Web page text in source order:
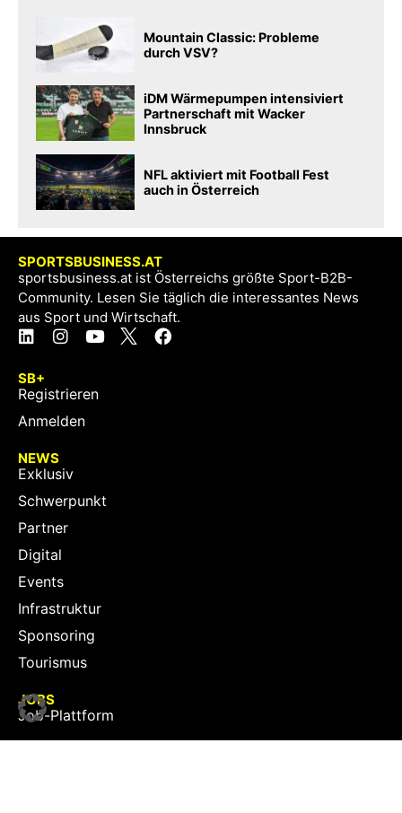
Mountain Classic: Probleme
durch VSV?
iDM Wärmepumpen intensiviert
Partnerschaft mit Wacker
Innsbruck
NFL aktiviert mit Football Fest
auch in Österreich
SPORTSBUSINESS.AT
sportsbusiness.at ist Österreichs größte Sport-B2B-
Community. Lesen Sie täglich die interessantes News
aus Sport und Wirtschaft.
SB+
Registrieren
Anmelden
NEWS
Exklusiv
Schwerpunkt
Partner
Digital
Events
Infrastruktur
Sponsoring
Tourismus
JOBS
Job-Plattform